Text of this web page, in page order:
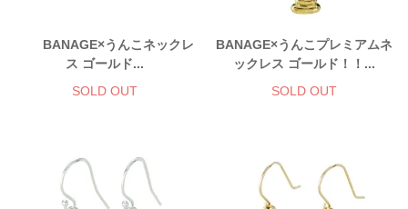
BANAGE×うんこネックレ
ス ゴールド...
SOLD OUT
BANAGE×うんこプレミアムネ
ックレス ゴールド！！...
SOLD OUT